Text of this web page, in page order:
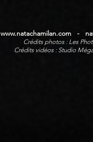
www.natachamilan.com -
Crédits photos : Les
Crédits vidéos : Studio